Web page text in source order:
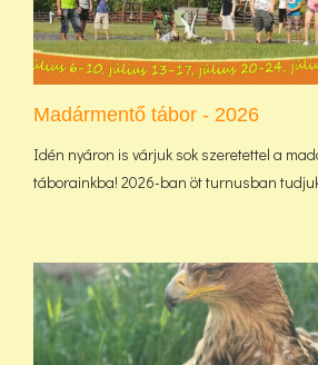
Madármentő tábor - 2026
Idén nyáron is várjuk sok szeretettel a
táborainkba! 2026-ban öt turnusban